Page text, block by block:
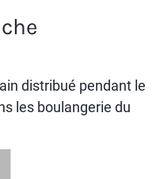
distribué pendant le
les boulangerie du